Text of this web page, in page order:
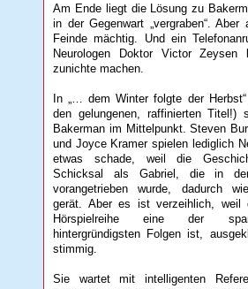
Am Ende liegt die Lösung zu
in der Gegenwart „vergraben“.
Feinde mächtig. Und ein
Neurologen Doktor Victor Zeysen
zunichte machen.
In „… dem Winter folgte der
den gelungenen, raffinierten Titel!)
Bakerman im Mittelpunkt. Steven
und Joyce Kramer spielen lediglich
etwas schade, weil die
Schicksal als Gabriel, die in
vorangetrieben wurde, dadurch
gerät. Aber es ist verzeihlich, weil
Hörspielreihe eine der
hintergründigsten Folgen ist,
stimmig.
Sie wartet mit intelligenten